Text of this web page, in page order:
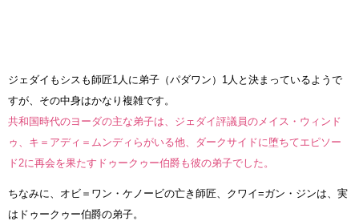
ジェダイもシスも師匠1人に弟子（パダワン）1人と決まっているようで
すが、その中身はかなり複雑です。
共和国時代のヨーダの主な弟子は、ジェダイ評議員のメイス・ウィンド
ゥ、キ＝アディ＝ムンディらがいる他、ダークサイドに堕ちてエピソー
ド2に再会を果たすドゥークゥー伯爵も彼の弟子でした。
ちなみに、オビ＝ワン・ケノービの亡き師匠、クワイ=ガン・ジンは、実
はドゥークゥー伯爵の弟子。